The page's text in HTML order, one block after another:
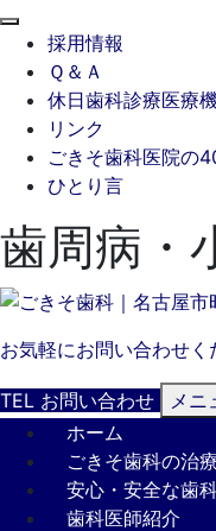
採用情報
Ｑ＆Ａ
休日歯科診療医療
リンク
ごきそ歯科医院の
ひとり言
歯周病・
お気軽にお問い合わせく
TEL お問い合わせ
メニ
ホーム
ごきそ歯科の治
安心・安全な歯
歯科医師紹介